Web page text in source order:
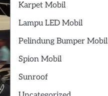
Karpet Mobil
Lampu LED Mobil
Pelindung Bumper Mobil
Spion Mobil
Sunroof